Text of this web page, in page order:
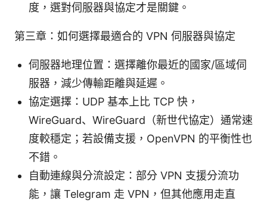
度，選對伺服器與協定才是關鍵。
第三章：如何選擇最適合的 VPN 伺服器與協定
伺服器地理位置：選擇離你最近的國家/區域伺
服器，減少傳輸距離與延遲。
協定選擇：UDP 基本上比 TCP 快，
WireGuard、WireGuard（新世代協定）通常速
度較穩定；若設備支援，OpenVPN 的平衡性也
不錯。
自動連線與分流設定：部分 VPN 支援分流功
能，讓 Telegram 走 VPN，但其他應用走直